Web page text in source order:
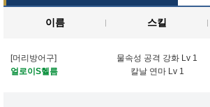
이름 스킬
[머리방어구]
얼로이S헬름
물속성 공격 강화 Lv 1
칼날 연마 Lv 1